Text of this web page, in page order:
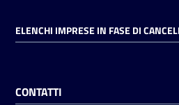
ELENCHI IMPRESE IN FASE DI
CONTATTI